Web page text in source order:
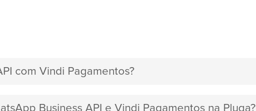
com Vindi Pagamentos?
Business API e Vindi Pagamentos na Pluga?